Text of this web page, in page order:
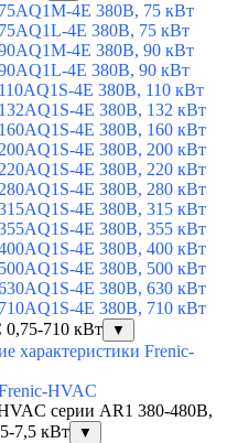
4E 380В, 75 кВт
4E 380В, 75 кВт
4E 380В, 90 кВт
4E 380В, 90 кВт
4E 380В, 110 кВт
4E 380В, 132 кВт
4E 380В, 160 кВт
4E 380В, 200 кВт
4E 380В, 220 кВт
4E 380В, 280 кВт
4E 380В, 315 кВт
4E 380В, 355 кВт
4E 380В, 400 кВт
4E 380В, 500 кВт
4E 380В, 630 кВт
4E 380В, 710 кВт
710 кВт
▼
характеристики Frenic-
HVAC
серии AR1 380-480В,
7,5 кВт
▼